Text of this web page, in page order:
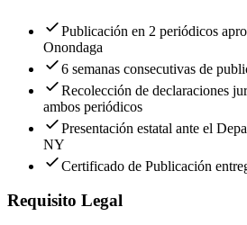
Publicación en 2 periódicos
Onondaga
6 semanas consecutivas de
Recolección de declaraciones
ambos periódicos
Presentación estatal ante el
NY
Certificado de Publicación
Requisito Legal